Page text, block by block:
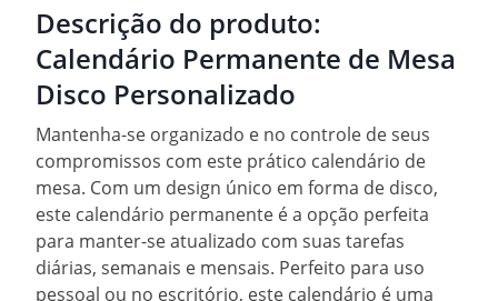
Descrição do produto:
Calendário Permanente de Mesa
Disco Personalizado
Mantenha-se organizado e no controle de seus
compromissos com este prático calendário de
mesa. Com um design único em forma de disco,
este calendário permanente é a opção perfeita
para manter-se atualizado com suas tarefas
diárias, semanais e mensais. Perfeito para uso
pessoal ou no escritório, este calendário é uma